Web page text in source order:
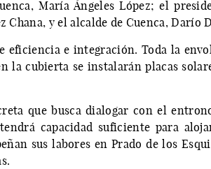
María Ángeles López; el
y el alcalde de Cuenca, Darío
eficiencia e integración. Toda la
la cubierta se instalarán placas
que busca dialogar con el
capacidad suficiente para
sus labores en Prado de los